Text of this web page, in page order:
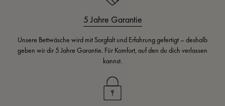
5 Jahre Garantie
Unsere Bettwäsche wird mit Sorgfalt und Erfahrung gefertigt – deshalb
geben wir dir 5 Jahre Garantie. Für Komfort, auf den du dich verlassen
kannst.